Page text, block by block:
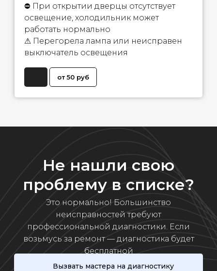
⛔ При открытии дверцы отсутствует
освещение, холодильник может
работать нормально
⚠ Перегорела лампа или неисправен
выключатель освещения
от 50 руб
Не нашли свою
проблему в списке?
Это нормально! Большинство
неисправностей требуют
профессиональной диагностики. Если
возьмусь за ремонт — диагностика будет
бесплатной
Вызвать мастера на диагностику